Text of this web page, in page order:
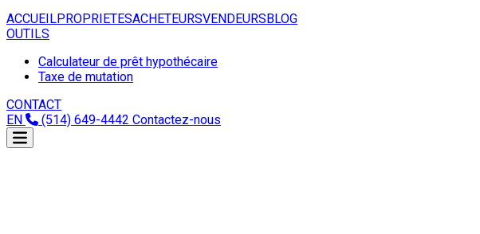
ACCUEILPROPRIETESACHETEURSVENDEURSBLOG
OUTILS
Calculateur de prêt hypothécaire
Taxe de mutation
CONTACT
EN
(514) 649-4442 Contactez-nous